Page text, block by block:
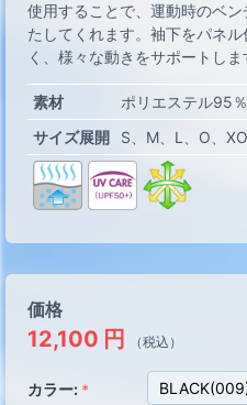
使用することで、運動時のベ
たしてくれます。袖下をパネ
く、様々な動きをサポートしま
素材
ポリエステル95
サイズ展開
S M L O XO
価格
12,100 円 （税込）
カラー: